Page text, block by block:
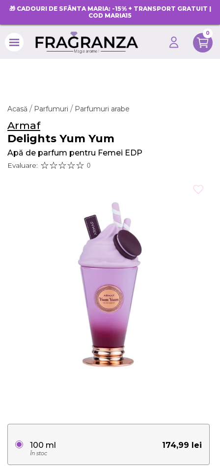
🎁 CADOURI DE SFÂNTA MARIA: -15% + TRANSPORT GRATUIT |
COD MARIA15
0
Acasă Parfumuri Parfumuri arabe
Armaf
Delights Yum Yum
Apă de parfum pentru Femei EDP
Evaluare: 0
174,99 lei
100 ml
În stoc